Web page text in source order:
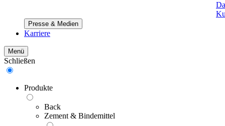
Presse & Medien
Karriere
Menü
Schließen
Produkte
Back
Zement & Bindemittel